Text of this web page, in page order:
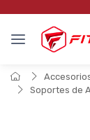
Soportes de